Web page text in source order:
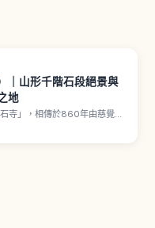
｜山形千階石段絕景與
地
寺」，相傳於860年由慈覺大
天台宗山岳寺院。沿1,015階石